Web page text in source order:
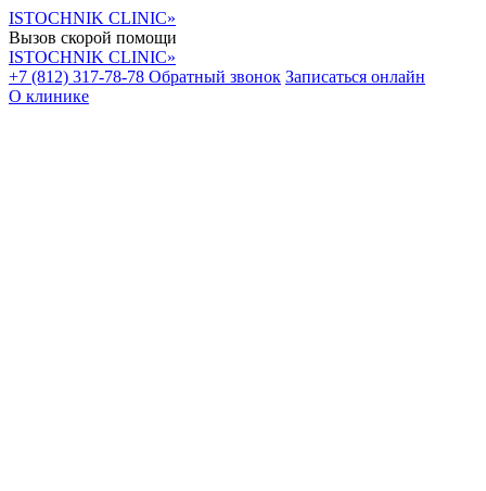
ISTOCHNIK CLINIC»
Вызов скорой помощи
ISTOCHNIK CLINIC»
+7 (812) 317-78-78 Обратный звонок Записаться онлайн
О клинике